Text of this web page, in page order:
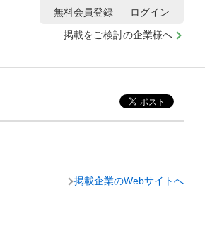
掲載をご検討の企業様へ
無料会員登録 ログイン
掲載企業のWebサイトへ